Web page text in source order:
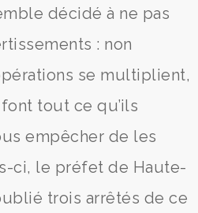
décidé à ne pas
: non
se multiplient,
tout ce qu’ils
empêcher de les
ci, le préfet de Haute-
trois arrêtés de ce